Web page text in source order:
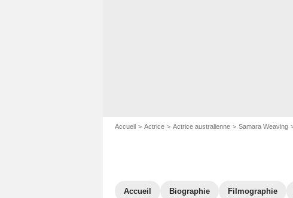
Accueil Actrice Actrice australienne Samara Weaving
Accueil Biographie Filmographie